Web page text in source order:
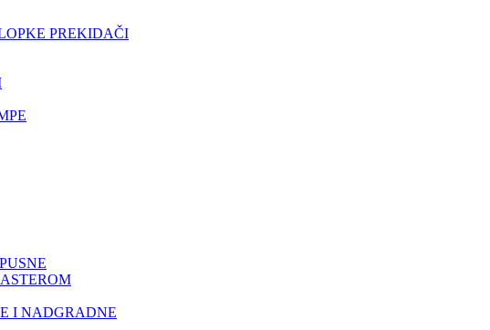
PREKIDAČI
I NADGRADNE